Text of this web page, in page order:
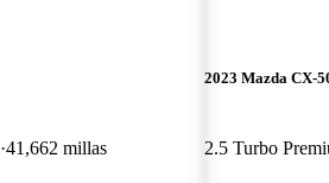
41,662 millas
2023 Mazda CX-
2.5 Turbo